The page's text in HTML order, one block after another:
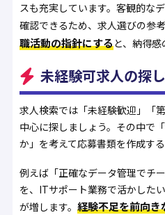
スも充実しています。客観的な
確認できるため、求人選びの参考
職活動の指針にすると、納得感
未経験可求人の探
求人検索では「未経験歓迎」「
中心に探しましょう。その中で
か」を考えて応募書類を作成する
例えば「正確なデータ管理でチ
を、ITサポート業務で活かした
が増します。 経験不足を前向